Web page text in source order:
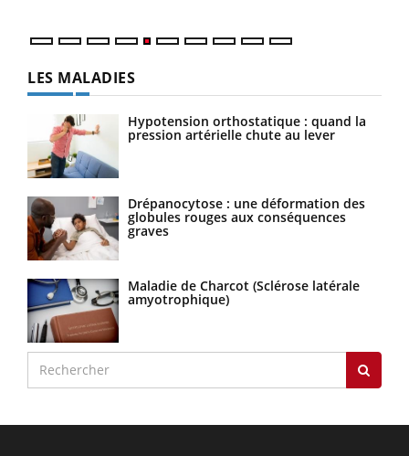
LES MALADIES
Hypotension orthostatique : quand la
pression artérielle chute au lever
Drépanocytose : une déformation des
globules rouges aux conséquences
graves
Maladie de Charcot (Sclérose latérale
amyotrophique)